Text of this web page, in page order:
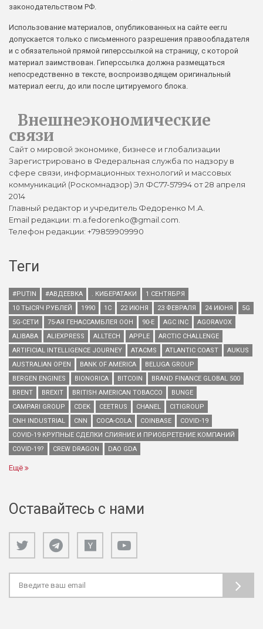
законодательством РФ.
Использование материалов, опубликованных на сайте eer.ru
допускается только с письменного разрешения правообладателя
и с обязательной прямой гиперссылкой на страницу, с которой
материал заимствован. Гиперссылка должна размещаться
непосредственно в тексте, воспроизводящем оригинальный
материал eer.ru, до или после цитируемого блока.
Внешнеэкономические
связи
Сайт о мировой экономике, бизнесе и глобализации
Зарегистрировано в Федеральная служба по надзору в
сфере связи, информационных технологий и массовых
коммуникаций (Роскомнадзор) Эл ФС77-57994 от 28 апреля
2014
Главный редактор и учредитель Федоренко М.А.
Email редакции: m.a.fedorenko@gmail.com.
Телефон редакции: +79859909990
Теги
#PUTIN #АВДЕЕВКА . КИБЕРАТАКИ
1 СЕНТЯБРЯ
10 ТЫСЯЧ РУБЛЕЙ
1990 1С 22 ИЮНЯ 23 ФЕВРАЛЯ 24 ИЮНЯ
5G
5G-СЕТИ
75-АЯ ГЕНАССАМБЛЕЯ ООН 90-Е AGC INC
AGORAVOX
ALIBABA
ALIEXPRESS ALLTECH APPLE
ARCTIC CHALLENGE
ARTIFICIAL INTELLIGENCE JOURNEY
ATACMS ATLANTIC COAST
AUKUS
AUSTRALIAN OPEN
BANK OF AMERICA
BELUGA GROUP
BERGEN ENGINES
BIONORICA BITCOIN
BRAND FINANCE GLOBAL 500
BRENT
BREXIT BRITISH AMERICAN TOBACCO
BUNGE
CAMPARI GROUP
CDEK CEETRUS CHANEL
CITIGROUP
CNH INDUSTRIAL
CNN COCA-COLA COINBASE
COVID-19
COVID-19 КРУПНЫЕ СДЕЛКИ СЛИЯНИЕ И ПРИОБРЕТЕНИЕ КОМПАНИЙ
COVID-19?
CREW DRAGON DAO GDA
Ещё
Оставайтесь с нами